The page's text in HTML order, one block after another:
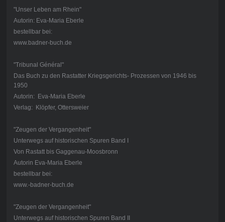
"Unser Leben am Rhein"
Autorin: Eva-Maria Eberle
bestellbar bei:
www.badner-buch.de
"Tribunal Général"
Das Buch zu den Rastatter Kriegsgerichts- Prozessen von 1946 bis
1950
Autorin: Eva-Maria Eberle
Verlag: Klöpfer, Ottersweier
"Zeugen der Vergangenheit"
Unterwegs auf historischen Spuren Band I
Von Rastatt bis Gaggenau-Moosbronn
Autorin Eva-Maria Eberle
bestellbar bei:
www.-badner-buch.de
"Zeugen der Vergangenheit"
Unterwegs auf historischen Spuren Band II